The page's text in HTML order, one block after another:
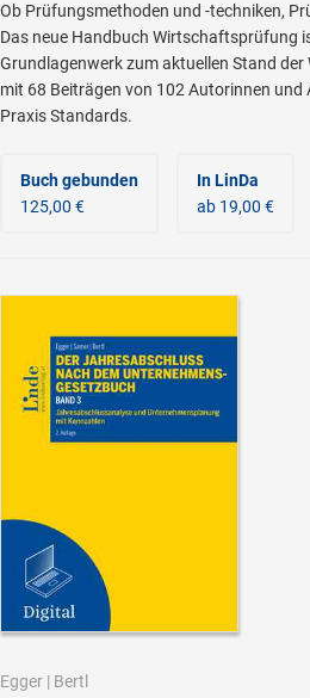
Ob Prüfungsmethoden und -techniken,
Das neue Handbuch Wirtschaftsprüfung
Grundlagenwerk zum aktuellen Stand
mit 68 Beiträgen von 102 Autorinnen
Praxis Standards.
Buch gebunden
125,00 €
In LinDa
ab 19,00 €
Egger | Bertl